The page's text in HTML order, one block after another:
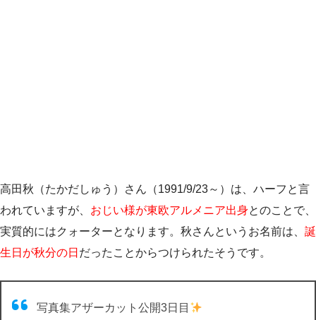
高田秋（たかだしゅう）さん（1991/9/23～）は、ハーフと言
われていますが、 おじい様が東欧アルメニア出身とのことで、
実質的にはクォーターとなります。秋さんというお名前は、 誕
生日が秋分の日 だったことからつけられたそうです。
写真集アザーカット公開3日目